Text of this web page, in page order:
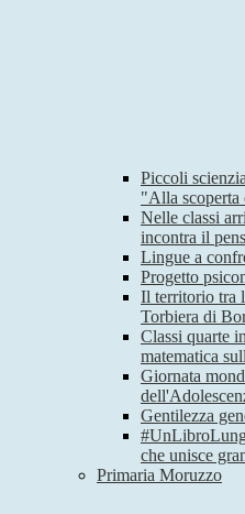
Piccoli
"Alla scoperta
Nelle classi
incontra il
Lingue a
Progetto
Il territorio tra
Torbiera di
Classi quarte
matematica
Giornata
Gentilezza
che unisce
Primaria Moruzzo